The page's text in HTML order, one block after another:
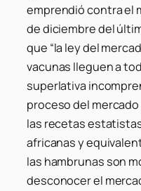
emprendió contra el
de diciembre del
que “la ley del
vacunas lleguen a
superlativa
proceso del
las recetas
africanas y
las hambrunas son
desconocer el